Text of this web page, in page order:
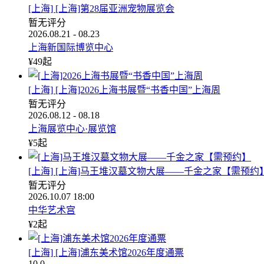
[上海] [上海]第28届亚洲宠物展览会
暂无评分
2026.08.21 - 08.23
上海新国际博览中心
¥49起
[上海] [上海]2026上海书展暨“书香中国”上海周
暂无评分
2026.08.12 - 08.18
上海展览中心·展览馆
¥5起
[上海] [上海]马王堆汉墓文物大展——千金之家【需预约
暂无评分
2026.10.07 18:00
中华艺术宫
¥2起
[上海] [上海]浦东美术馆2026年度通票